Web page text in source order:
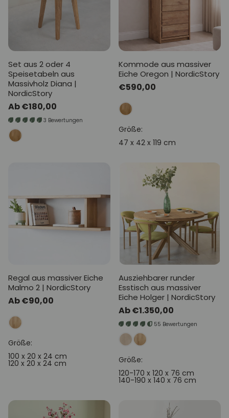
Set aus 2 oder 4
Speisetabeln aus
Massivholz Diana |
NordicStory
Normaler
Preis
Ab €180,00
3 Bewertungen
Kommode aus massiver
Eiche Oregon | NordicStory
Normaler
Preis
€590,00
Größe:
47 x 42 x 119 cm
Regal aus massiver Eiche
Malmo 2 | NordicStory
Normaler
Preis
Ab €90,00
Größe:
100 x 20 x 24 cm
120 x 20 x 24 cm
Ausziehbarer runder
Esstisch aus massiver
Eiche Holger | NordicStory
Normaler
Preis
Ab €1.350,00
55 Bewertungen
Größe:
120-170 x 120 x 76 cm
140-190 x 140 x 76 cm